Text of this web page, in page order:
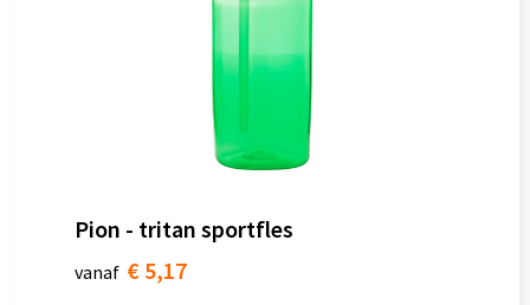
Pion - tritan sportfles
vanaf € 5,17